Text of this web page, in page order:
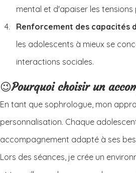
mental et d'apaiser les
Renforcement des capacités
les adolescents à mieux se
interactions sociales.
😉Pourquoi choisir un
En tant que sophrologue, mon
personnalisation. Chaque
accompagnement adapté à ses
Lors des séances, je crée un